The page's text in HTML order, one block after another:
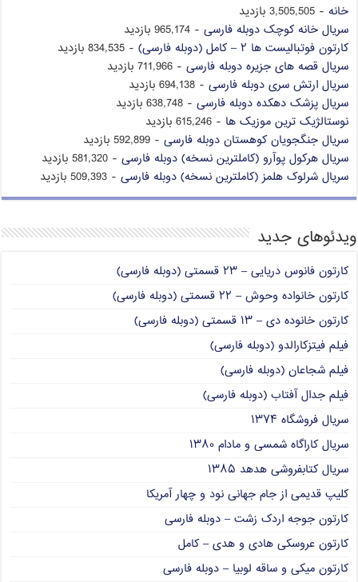
خانه - 3,505,505 بازدید
سریال خانه کوچک دوبله فارسی - 965,174 بازدید
کارتون فوتبالیست ها ۲ – کامل (دوبله فارسی)
- 834,535 بازدید
سریال قصه های جزیره دوبله فارسی - 711,966 بازدید
سریال ارتش سری دوبله فارسی - 694,138 بازدید
سریال پزشک دهکده دوبله فارسی - 638,748 بازدید
نوستالژیک ترین موزیک ها - 615,246 بازدید
سریال جنگجویان کوهستان دوبله فارسی - 592,899 بازدید
سریال هرکول پوآرو (کاملترین نسخه) دوبله فارسی - 581,320 بازدید
سریال شرلوک هلمز (کاملترین نسخه) دوبله فارسی - 509,393 بازدید
ویدئوهای جدید
کارتون فانوس دریایی – ۲۳ قسمتی (دوبله فارسی)
کارتون خانواده وحوش – ۲۲ قسمتی (دوبله فارسی)
کارتون خانوده دی – ۱۳ قسمتی (دوبله فارسی)
فیلم فیتزکارالدو (دوبله فارسی)
فیلم شجاعان (دوبله فارسی)
فیلم جدال آفتاب (دوبله فارسی)
سریال فروشگاه ۱۳۷۴
سریال کاراگاه شمسی و مادام ۱۳۸۰
سریال کتابفروشی هدهد ۱۳۸۵
کلیپ قدیمی از جام جهانی نود و چهار آمریکا
کارتون جوجه اردک زشت – دوبله فارسی
کارتون عروسکی هادی و هدی – کامل
کارتون میکی و ساقه لوبیا – دوبله فارسی